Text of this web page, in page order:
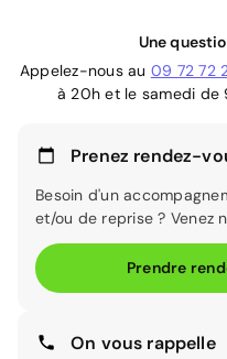
Une
Appelez-nous au 09 72 72
à 20h et le samedi de
Prenez rendez-
Besoin d'un
et/ou de reprise ? Venez
Prendre
On vous rappelle